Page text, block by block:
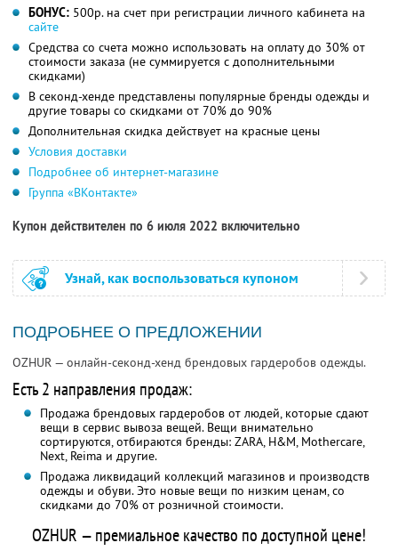
БОНУС: 500р. на счет при регистрации личного кабинета на
сайте
Средства со счета можно использовать на оплату до 30% от
стоимости заказа (не суммируется с дополнительными
скидками)
В секонд-хенде представлены популярные бренды одежды и
другие товары со скидками от 70% до 90%
Дополнительная скидка действует на красные цены
Условия доставки
Подробнее об интернет-магазине
Группа «ВКонтакте»
Купон действителен по 6 июля 2022 включительно
Узнай, как воспользоваться купоном
ПОДРОБНЕЕ О ПРЕДЛОЖЕНИИ
OZHUR — онлайн-секонд-хенд брендовых гардеробов одежды.
Есть 2 направления продаж:
Продажа брендовых гардеробов от людей, которые сдают
вещи в сервис вывоза вещей. Вещи внимательно
сортируются, отбираются бренды: ZARA, H&M, Mothercare,
Next, Reima и другие.
Продажа ликвидаций коллекций магазинов и производств
одежды и обуви. Это новые вещи по низким ценам, со
скидками до 70% от розничной стоимости.
OZHUR — премиальное качество по доступной цене!